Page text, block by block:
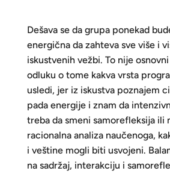
Dešava se da grupa ponekad
energična da zahteva sve više i
iskustvenih vežbi. To nije
odluku o tome kakva vrsta
usledi, jer iz iskustva poznajem
pada energije i znam da
treba da smeni samorefleksija ili
racionalna analiza naučenoga,
i veštine mogli biti usvojeni.
na sadržaj, interakciju i